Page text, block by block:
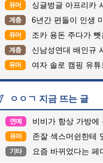
유머 싱글벙글 아프리카
계층 6년간 편돌이 인생
유머 조카 용돈 주다가 뺏
계층 신남성연대 배인규
유머 여자 솔로 캠핑 유튜
ㅇㅇㄱ 지금 뜨는 글
연예 비비가 항상 가방에
유머 존잘 섹스머쉰한테 몇
기타 요즘 바뀌었다는 페